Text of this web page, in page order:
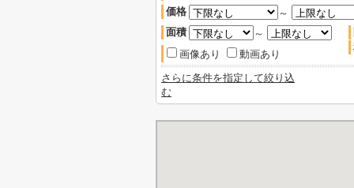
価格
～
面積
～
画像あり
動画あり
さらに条件を指定して絞り込
む